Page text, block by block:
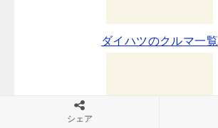
ダイハツのクルマ一覧
シェア